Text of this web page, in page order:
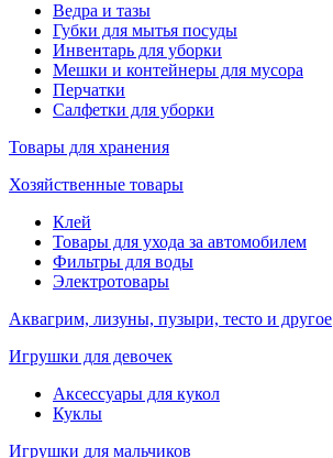
Ведра и тазы
Губки для мытья посуды
Инвентарь для уборки
Мешки и контейнеры для мусора
Перчатки
Салфетки для уборки
Товары для хранения
Хозяйственные товары
Клей
Товары для ухода за автомобилем
Фильтры для воды
Электротовары
Аквагрим, лизуны, пузыри, тесто и другое
Игрушки для девочек
Аксессуары для кукол
Куклы
Игрушки для мальчиков